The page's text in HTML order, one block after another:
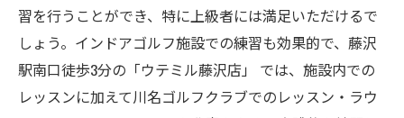
習を行うことができ、特に上級者には満足いただけるで
しょう。インドアゴルフ施設での練習も効果的で、藤沢
駅南口徒歩3分の「ウテミル藤沢店」 では、施設内での
レッスンに加えて川名ゴルフクラブでのレッスン・ラウ